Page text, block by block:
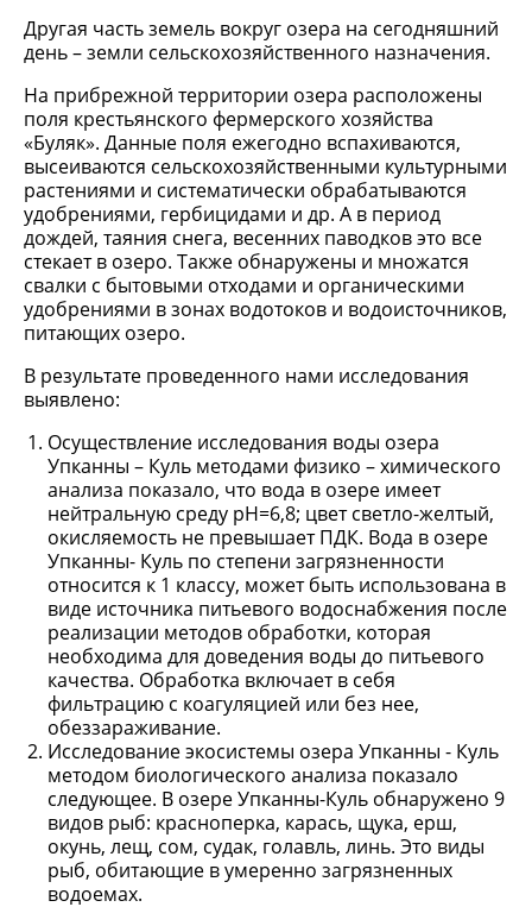
Другая часть земель вокруг озера на сегодняшний
день – земли сельскохозяйственного назначения.
На прибрежной территории озера расположены
поля крестьянского фермерского хозяйства
«Буляк». Данные поля ежегодно вспахиваются,
высеиваются сельскохозяйственными культурными
растениями и систематически обрабатываются
удобрениями, гербицидами и др. А в период
дождей, таяния снега, весенних паводков это все
стекает в озеро. Также обнаружены и множатся
свалки с бытовыми отходами и органическими
удобрениями в зонах водотоков и водоисточников,
питающих озеро.
В результате проведенного нами исследования
выявлено:
Осуществление исследования воды озера
Упканны – Куль методами физико – химического
анализа показало, что вода в озере имеет
нейтральную среду pH=6,8; цвет светло-желтый,
окисляемость не превышает ПДК. Вода в озере
Упканны- Куль по степени загрязненности
относится к 1 классу, может быть использована в
виде источника питьевого водоснабжения после
реализации методов обработки, которая
необходима для доведения воды до питьевого
качества. Обработка включает в себя
фильтрацию с коагуляцией или без нее,
обеззараживание.
Исследование экосистемы озера Упканны - Куль
методом биологического анализа показало
следующее. В озере Упканны-Куль обнаружено 9
видов рыб: красноперка, карась, щука, ерш,
окунь, лещ, сом, судак, голавль, линь. Это виды
рыб, обитающие в умеренно загрязненных
водоемах.